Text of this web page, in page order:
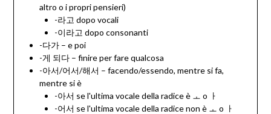
altro o i propri pensieri)
-라고 dopo vocali
-이라고 dopo consonanti
-다가 – e poi
-게 되다 – finire per fare qualcosa
-아서/어서/해서 – facendo/essendo, mentre si fa,
mentre si è
-아서 se l'ultima vocale della radice è ㅗ o ㅏ
-어서 se l'ultima vocale della radice non è ㅗ o ㅏ